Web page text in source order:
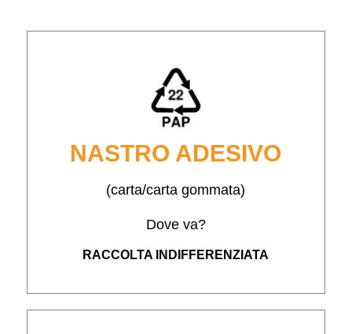
NASTRO ADESIVO
(carta/carta gommata)
Dove va?
RACCOLTA INDIFFERENZIATA